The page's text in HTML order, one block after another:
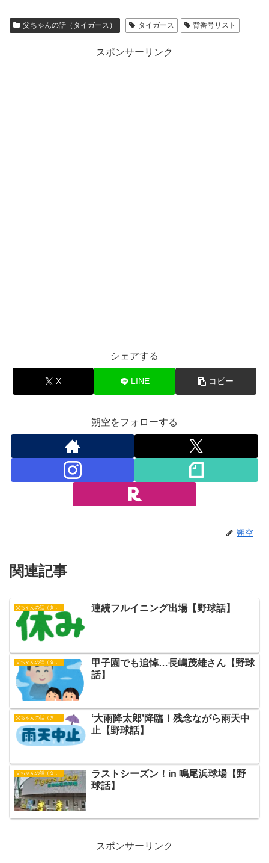
父ちゃんの話（タイガース） タイガース 背番号リスト
スポンサーリンク
シェアする
X LINE コピー
朔空をフォローする
朔空
関連記事
連続フルイニング出場【野球話】
父ちゃんの話（タイガース）
甲子園でも追悼…長嶋茂雄さん【野球
話】
父ちゃんの話（タイガース）
‘大雨降太郎’降臨！残念ながら雨天中
止【野球話】
ラストシーズン！in 鳴尾浜球場【野
球話】
スポンサーリンク